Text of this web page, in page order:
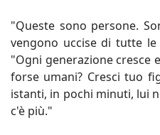
"Queste sono persone.
vengono uccise di tutte
"Ogni generazione cresce
forse umani? Cresci tuo
istanti, in pochi minuti, lui
c'è più."